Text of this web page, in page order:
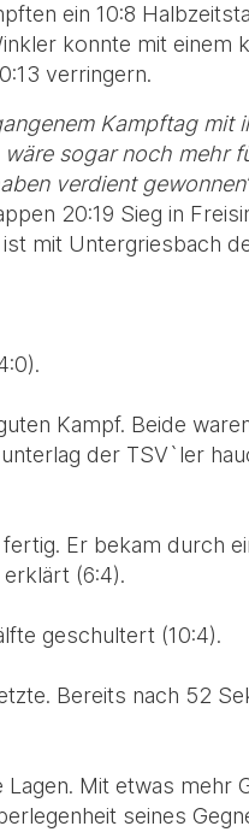
ein 10:8
konnte mit einem
verringern.
Kampftag mit
sogar noch mehr
verdient
20:19 Sieg in
mit Untergriesbach
Kampf. Beide
der TSV`ler
Er bekam durch
(6:4).
geschultert (10:4).
Bereits nach 52
Mit etwas mehr
seines